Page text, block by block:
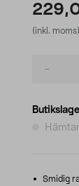
(inkl. moms)
Smidig